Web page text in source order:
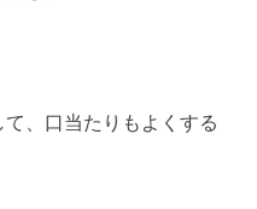
、口当たりもよくする